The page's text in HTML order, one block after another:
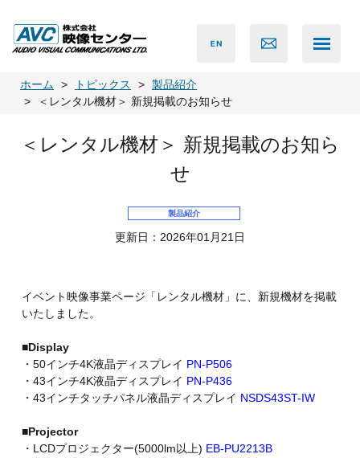
ホーム トピックス
製品紹介
＜レンタル機材＞ 新規掲載のお知らせ
＜レンタル機材＞ 新規掲載のお知ら
せ
製品紹介
更新日：2026年01月21日
イベント映像事業ページ「レンタル機材」に、新規機材を掲載
いたしました。
■Display
・50インチ4K液晶ディスプレイ PN-P506
・43インチ4K液晶ディスプレイ PN-P436
・43インチタッチパネル液晶ディスプレイ NSDS43ST-IW
■Projector
・LCDプロジェクター(5000lm以上) EB-PU2213B